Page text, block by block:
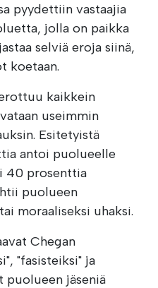
pyydettiin vastaajia
jolla on paikka
selviä eroja siinä,
koetaan.
kaikkein
useimmin
Esitetyistä
antoi puolueelle
40 prosenttia
puolueen
moraaliseksi uhaksi.
Chegan
"fasisteiksi" ja
puolueen jäseniä